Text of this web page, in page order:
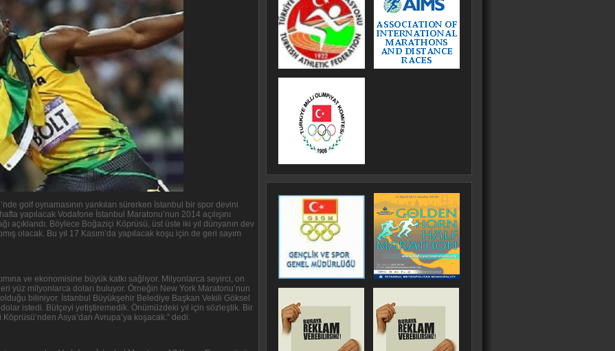
golf oynamasının yankıları sürerken İstanbul bir spor devini
yapılacak Vodafone İstanbul Maratonu’nun 2014 açılışını
açıklandı. Böylece Boğaziçi Köprüsü, üst üste iki yıl dünyanın dev
olacak. Bu yıl 17 Kasım’da yapılacak koşu için de geri sayım
ve ekonomisine büyük katkı sağlıyor. Milyonlarca seyirci, on
yüz milyonlarca doları buluyor. Örneğin New York Maratonu’nun
biliniyor. İstanbul Büyükşehir Belediye Başkan Vekili Göksel
istedi. Bütçeyi yetiştiremedik. Önümüzdeki yıl için sözleştik. Bir
Asya’dan Avrupa’ya koşacak.” dedi.